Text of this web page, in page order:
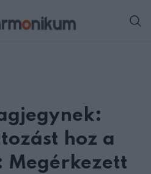
hoz a
Megérkezett